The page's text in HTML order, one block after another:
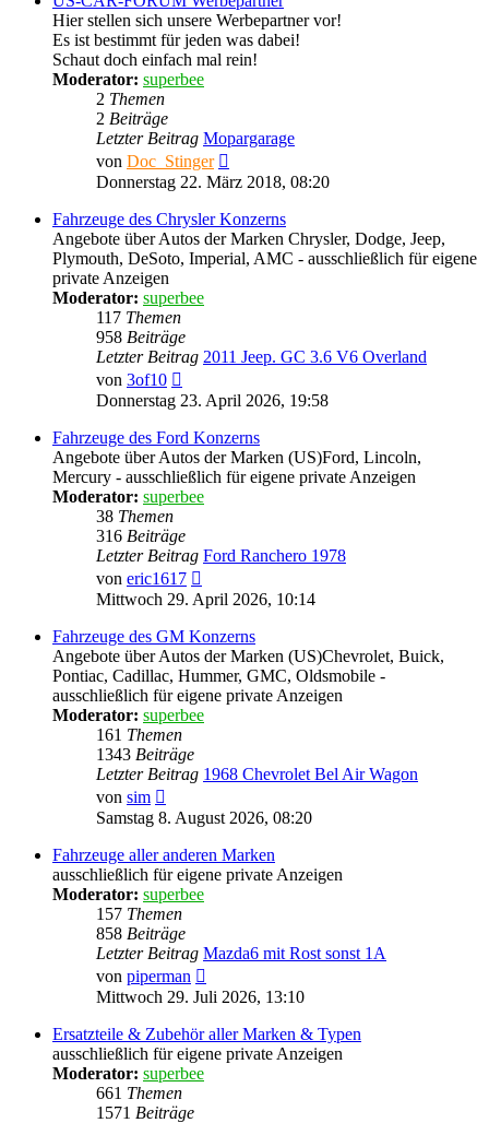
Hier stellen sich unsere Werbepartner vor!
Es ist bestimmt für jeden was dabei!
Schaut doch einfach mal rein!
Moderator: superbee
2 Themen
2 Beiträge
Letzter Beitrag Mopargarage
von Doc_Stinger
Beitrag
Donnerstag 22. März 2018, 08:20
Fahrzeuge des Chrysler Konzerns
Angebote über Autos der Marken Chrysler, Dodge, Jeep,
Plymouth, DeSoto, Imperial, AMC - ausschließlich für eigene
private Anzeigen
Moderator: superbee
117 Themen
958 Beiträge
Letzter Beitrag 2011 Jeep. GC 3.6 V6 Overland
von 3of10
Beitrag
Donnerstag 23. April 2026, 19:58
Fahrzeuge des Ford Konzerns
Angebote über Autos der Marken (US)Ford, Lincoln,
Mercury - ausschließlich für eigene private Anzeigen
Moderator: superbee
38 Themen
316 Beiträge
Letzter Beitrag Ford Ranchero 1978
von eric1617
Beitrag
Mittwoch 29. April 2026, 10:14
Fahrzeuge des GM Konzerns
Angebote über Autos der Marken (US)Chevrolet, Buick,
Pontiac, Cadillac, Hummer, GMC, Oldsmobile -
ausschließlich für eigene private Anzeigen
Moderator: superbee
161 Themen
1343 Beiträge
Letzter Beitrag 1968 Chevrolet Bel Air Wagon
von sim
Beitrag
Samstag 8. August 2026, 08:20
Fahrzeuge aller anderen Marken
ausschließlich für eigene private Anzeigen
Moderator: superbee
157 Themen
858 Beiträge
Letzter Beitrag Mazda6 mit Rost sonst 1A
von piperman
Beitrag
Mittwoch 29. Juli 2026, 13:10
Ersatzteile & Zubehör aller Marken & Typen
ausschließlich für eigene private Anzeigen
Moderator: superbee
661 Themen
1571 Beiträge